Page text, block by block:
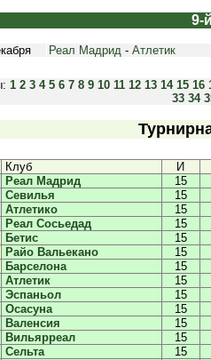
9-
Реал Мадрид - Атлетик
1 2 3 4 5 6 7 8 9 10 11 12 13 14 15 16
33 34
Клуб
И
Реал Мадрид
15
Севилья
15
Атлетико
15
Реал Сосьедад
15
Бетис
15
Райо Вальекано
15
Барселона
15
Атлетик
15
Эспаньол
15
Осасуна
15
Валенсия
15
Вильярреал
15
Сельта
15